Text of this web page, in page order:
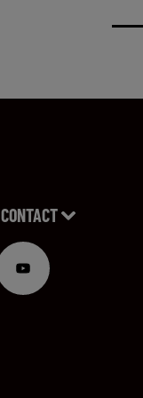
CONTACT